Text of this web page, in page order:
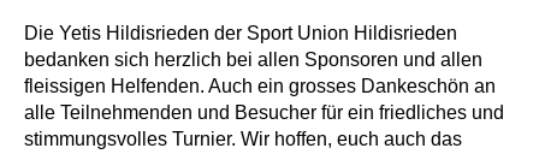
Die Yetis Hildisrieden der Sport Union Hildisrieden
bedanken sich herzlich bei allen Sponsoren und allen
fleissigen Helfenden. Auch ein grosses Dankeschön an
alle Teilnehmenden und Besucher für ein friedliches und
stimmungsvolles Turnier. Wir hoffen, euch auch das